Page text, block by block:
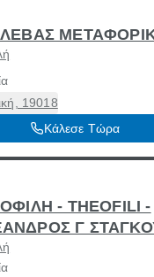
19018
Κάλεσε Τώρα
- THEOFILI -
Γ